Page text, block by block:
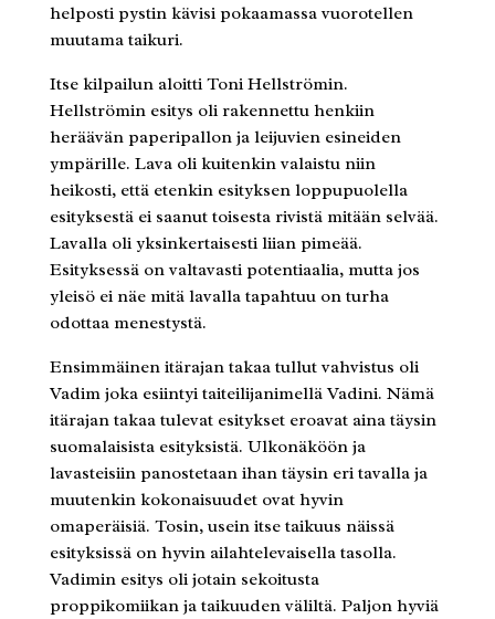
helposti pystin kävisi pokaamassa vuorotellen
muutama taikuri.
Itse kilpailun aloitti Toni Hellströmin.
Hellströmin esitys oli rakennettu henkiin
heräävän paperipallon ja leijuvien esineiden
ympärille. Lava oli kuitenkin valaistu niin
heikosti, että etenkin esityksen loppupuolella
esityksestä ei saanut toisesta rivistä mitään selvää.
Lavalla oli yksinkertaisesti liian pimeää.
Esityksessä on valtavasti potentiaalia, mutta jos
yleisö ei näe mitä lavalla tapahtuu on turha
odottaa menestystä.
Ensimmäinen itärajan takaa tullut vahvistus oli
Vadim joka esiintyi taiteilijanimellä Vadini. Nämä
itärajan takaa tulevat esitykset eroavat aina täysin
suomalaisista esityksistä. Ulkonäköön ja
lavasteisiin panostetaan ihan täysin eri tavalla ja
muutenkin kokonaisuudet ovat hyvin
omaperäisiä. Tosin, usein itse taikuus näissä
esityksissä on hyvin ailahtelevaisella tasolla.
Vadimin esitys oli jotain sekoitusta
proppikomiikan ja taikuuden väliltä. Paljon hyviä